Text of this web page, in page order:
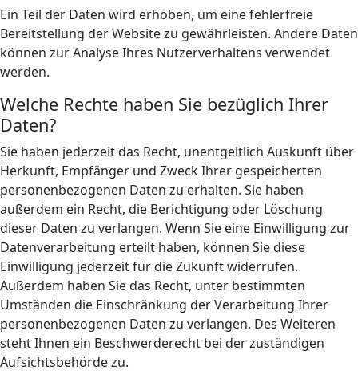
Ein Teil der Daten wird erhoben, um eine fehlerfreie
Bereitstellung der Website zu gewährleisten. Andere Daten
können zur Analyse Ihres Nutzerverhaltens verwendet
werden.
Welche Rechte haben Sie bezüglich Ihrer
Daten?
Sie haben jederzeit das Recht, unentgeltlich Auskunft über
Herkunft, Empfänger und Zweck Ihrer gespeicherten
personenbezogenen Daten zu erhalten. Sie haben
außerdem ein Recht, die Berichtigung oder Löschung
dieser Daten zu verlangen. Wenn Sie eine Einwilligung zur
Datenverarbeitung erteilt haben, können Sie diese
Einwilligung jederzeit für die Zukunft widerrufen.
Außerdem haben Sie das Recht, unter bestimmten
Umständen die Einschränkung der Verarbeitung Ihrer
personenbezogenen Daten zu verlangen. Des Weiteren
steht Ihnen ein Beschwerderecht bei der zuständigen
Aufsichtsbehörde zu.